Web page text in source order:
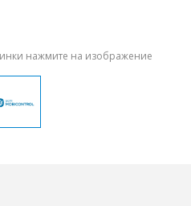
нажмите на изображение